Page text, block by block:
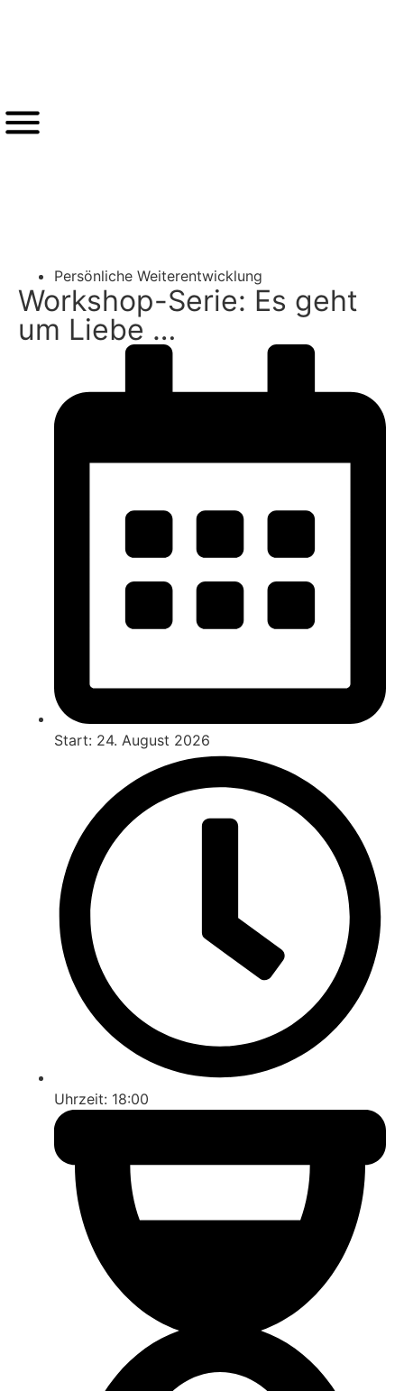
Persönliche Weiterentwicklung
Workshop-Serie: Es geht
um Liebe …
Start: 24. August 2026
Uhrzeit: 18:00